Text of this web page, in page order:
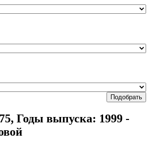
Подобрать
Годы выпуска: 1999 -